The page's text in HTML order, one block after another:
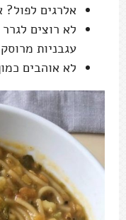
אלרגים לפול?
עגבניות
לא אוהבים